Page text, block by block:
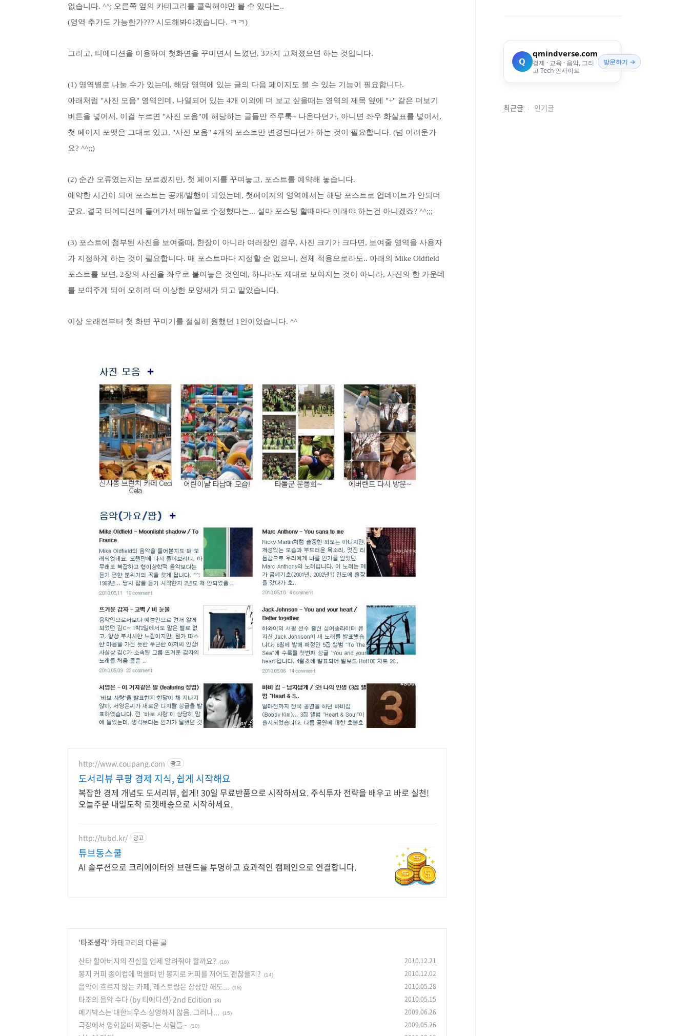
없습니다. ^^; 오른쪽 옆의 카테고리를 클릭해야만 볼 수 있다는..
(영역 추가도 가능한가??? 시도해봐야겠습니다. ㅋㅋ)
그리고, 티에디션을 이용하여 첫화면을 꾸미면서 느꼈던, 3가지 고쳐졌으면 하는 것입니다.
(1) 영역별로 나눌 수가 있는데, 해당 영역에 있는 글의 다음 페이지도 볼 수 있는 기능이 필요합니다.
아래처럼 "사진 모음" 영역인데, 나열되어 있는 4개 이외에 더 보고 싶을때는 영역의 제목 옆에 "+" 같은 더보기
버튼을 넣어서, 이걸 누르면 "사진 모음"에 해당하는 글들만 주루룩~ 나온다던가, 아니면 좌우 화살표를 넣어서,
첫 페이지 포맷은 그대로 있고, "사진 모음" 4개의 포스트만 변경된다던가 하는 것이 필요합니다. (넘 어려운가
요? ^^;;)
(2) 순간 오류였는지는 모르겠지만, 첫 페이지를 꾸며놓고, 포스트를 예약해 놓습니다.
예약한 시간이 되어 포스트는 공개/발행이 되었는데, 첫페이지의 영역에서는 해당 포스트로 업데이트가 안되더
군요. 결국 티에디션에 들어가서 매뉴얼로 수정했다는... 설마 포스팅 할때마다 이래야 하는건 아니겠죠? ^^;;;
(3) 포스트에 첨부된 사진을 보여줄때, 한장이 아니라 여러장인 경우, 사진 크기가 크다면, 보여줄 영역을 사용자
가 지정하게 하는 것이 필요합니다. 매 포스트마다 지정할 순 없으니, 전체 적용으로라도.. 아래의 Mike Oldfield
포스트를 보면, 2장의 사진을 좌우로 붙여놓은 것인데, 하나라도 제대로 보여지는 것이 아니라, 사진의 한 가운데
를 보여주게 되어 오히려 더 이상한 모양새가 되고 말았습니다.
이상 오래전부터 첫 화면 꾸미기를 절실히 원했던 1인이었습니다. ^^
http://www.coupang.com 광고
도서리뷰 쿠팡 경제 지식, 쉽게 시작해요
복잡한 경제 개념도 도서리뷰, 쉽게! 30일 무료반품으로 시작하세요. 주식투자 전략을 배우고 바로 실천!
오늘주문 내일도착 로켓배송으로 시작하세요.
http://tubd.kr/ 광고
튜브동스쿨
AI 솔루션으로 크리에이터와 브랜드를 투명하고 효과적인 캠페인으로 연결합니다.
'타조생각' 카테고리의 다른 글
산타 할아버지의 진실을 언제 알려줘야 할까요?
(16) 2010.12.21
봉지 커피 종이컵에 먹을때 빈 봉지로 커피를 저어도 괜찮을지? (14) 2010.12.02
음악이 흐르지 않는 카페, 레스토랑은 상상만 해도... (18) 2010.05.28
타조의 음악 수다 (by 티에디션) 2nd Edition (8) 2010.05.15
메가박스는 대한늬우스 상영하지 않음. 그러나... (15) 2009.06.26
극장에서 영화볼때 짜증나는 사람들~ (10) 2009.05.26
Q
qmindverse.com
경제 · 교육 · 음악, 그리
고 Tech 인사이트
방문하기 →
최근글 인기글